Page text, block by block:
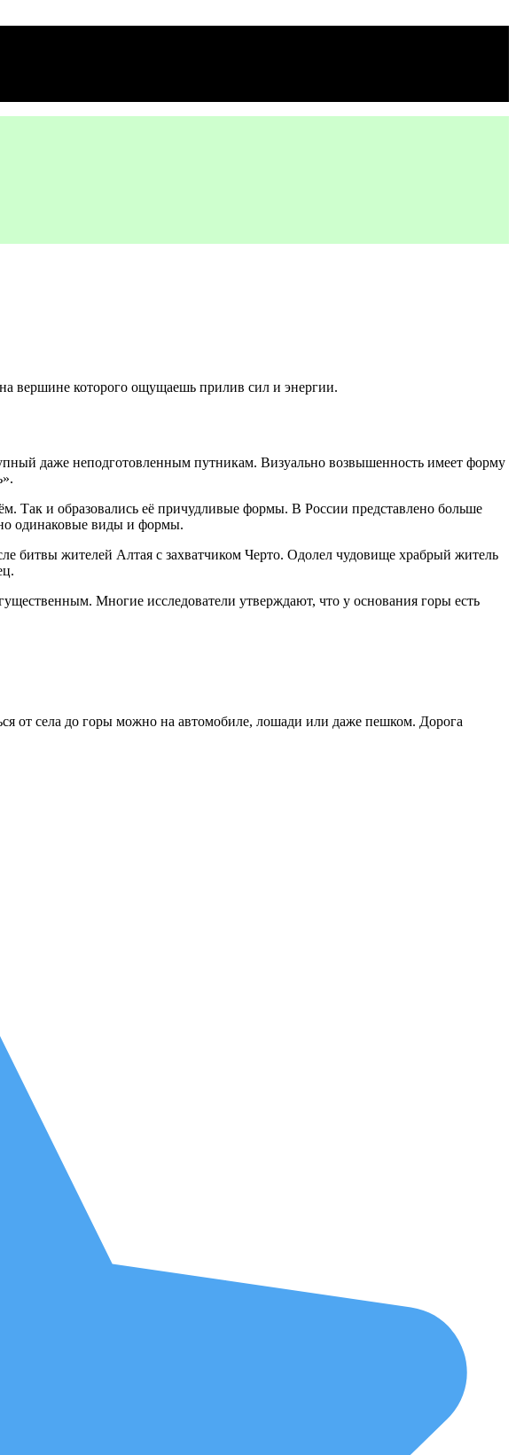
вершине которого ощущаешь прилив сил и энергии.
даже неподготовленным путникам. Визуально возвышенность имеет форму
Так и образовались её причудливые формы. В России представлено больше
одинаковые виды и формы.
битвы жителей Алтая с захватчиком Черто. Одолел чудовище храбрый житель
Многие исследователи утверждают, что у основания горы есть
от села до горы можно на автомобиле, лошади или даже пешком. Дорога